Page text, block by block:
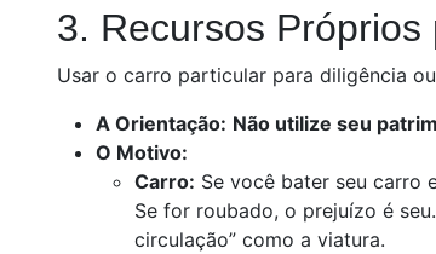
3. Recursos
Usar o carro particular para diligência
A Orientação: Não utilize seu
O Motivo:
Carro: Se você bater seu carro
Se for roubado, o prejuízo é
circulação” como a viatura.